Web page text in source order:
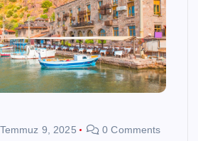
Temmuz 9, 2025 0 Comments